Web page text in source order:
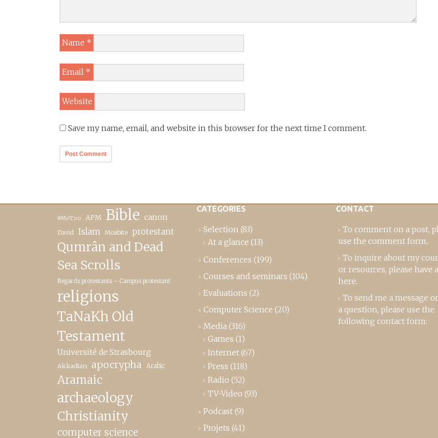
Name *
Email *
Website
Save my name, email, and website in this browser for the next time I comment.
#MeToo APM Bible canon
David Islam Moabite protestant
Qumrân and Dead
Sea Scrolls
Regards protestants – Campus protestant
religions
TaNaKh Old
Testament
Université de Strasbourg
Akkadian apocrypha Arabic
Aramaic
archaeology
Christianity
computer science
CATEGORIES
Selection (83)
At a glance (13)
Conferences (199)
Courses and seminars (104)
Evaluations (2)
Computer Science (20)
Media (316)
Games (1)
Internet (67)
Press (118)
Radio (52)
TV-Video (93)
Podcast (9)
Projets (41)
CONTACT
To comment on a post,
use the comment form..
To inquire about my
or resources, please have
here.
To send me a message
a question, please use the
following contact form: